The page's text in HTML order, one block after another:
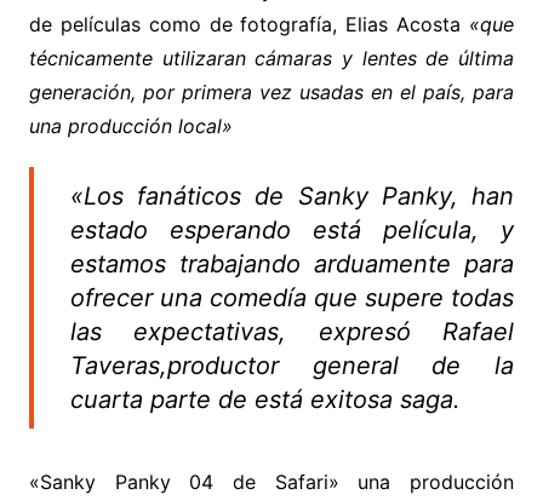
de películas como de fotografía, Elias Acosta «que
técnicamente utilizaran cámaras y lentes de última
generación, por primera vez usadas en el país, para
una producción local»
«Los fanáticos de Sanky Panky, han
estado esperando está película, y
estamos trabajando arduamente para
ofrecer una comedía que supere todas
las expectativas, expresó Rafael
Taveras,productor general de la
cuarta parte de está exitosa saga.
«Sanky Panky 04 de Safari» una producción